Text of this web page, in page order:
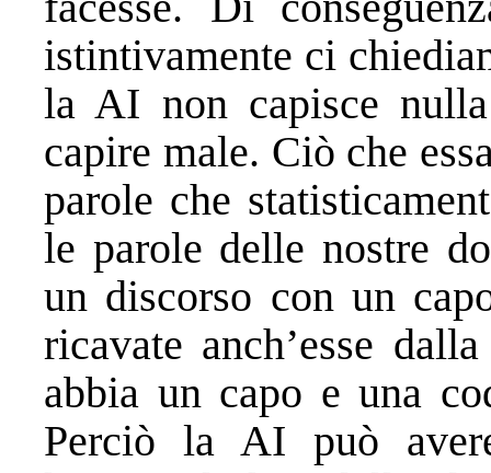
istintivamente ci
la AI non capisce
capire male. Ciò che
parole che
le parole delle nostre
un discorso con un
ricavate anch’esse
abbia un capo e una
Perciò la AI può